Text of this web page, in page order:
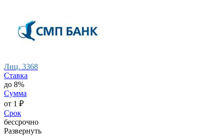
Лиц. 3368
Ставка
до 8%
Сумма
от 1 ₽
Срок
бессрочно
Развернуть